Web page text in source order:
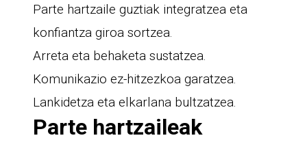
Parte hartzaile guztiak integratzea eta
konfiantza giroa sortzea.
Arreta eta behaketa sustatzea.
Komunikazio ez-hitzezkoa garatzea.
Lankidetza eta elkarlana bultzatzea.
Parte hartzaileak